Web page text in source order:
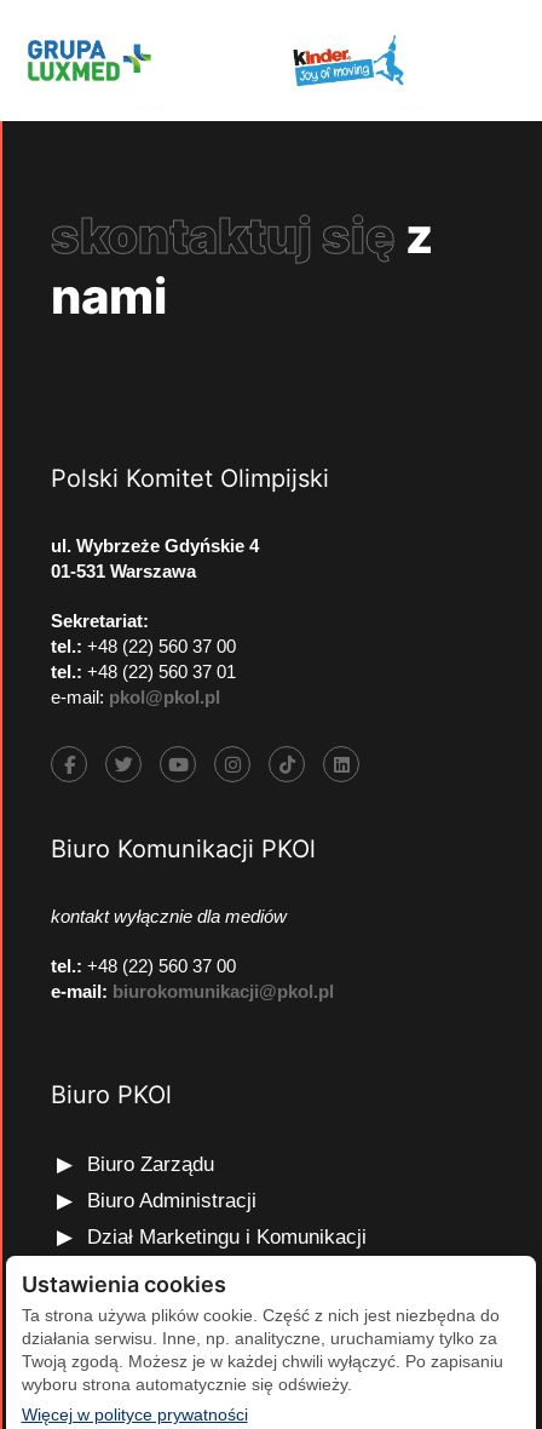
skontaktuj się z
nami
Polski Komitet Olimpijski
ul. Wybrzeże Gdyńskie 4
01-531 Warszawa
Sekretariat:
tel.: +48 (22) 560 37 00
tel.: +48 (22) 560 37 01
e-mail: pkol@pkol.pl
Biuro Komunikacji PKOl
kontakt wyłącznie dla mediów
tel.: +48 (22) 560 37 00
e-mail: biurokomunikacji@pkol.pl
Biuro PKOl
Biuro Zarządu
Biuro Administracji
Dział Marketingu i Komunikacji
Dział Edukacji Olimpijskiej
Dział Finansów i Kadr
Dział Projektów Olimpijskich
Dział Programów Rozwojowych
Ustawienia cookies
Ta strona używa plików cookie. Część z nich jest niezbędna do
działania serwisu. Inne, np. analityczne, uruchamiamy tylko za
Twoją zgodą. Możesz je w każdej chwili wyłączyć. Po zapisaniu
wyboru strona automatycznie się odświeży.
Więcej w polityce prywatności(otwiera się w nowej karcie)